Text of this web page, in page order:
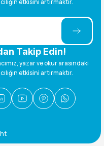
etkisini artırmaktır.
Takip Edin!
yazar ve okur arasındaki
etkisini artırmaktır.